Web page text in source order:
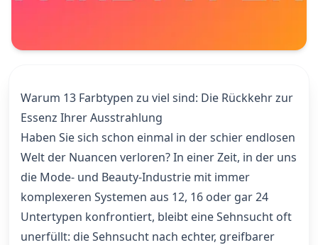
Warum 13 Farbtypen zu viel sind: Die Rückkehr zur
Essenz Ihrer Ausstrahlung
Haben Sie sich schon einmal in der schier endlosen
Welt der Nuancen verloren? In einer Zeit, in der uns
die Mode- und Beauty-Industrie mit immer
komplexeren Systemen aus 12, 16 oder gar 24
Untertypen konfrontiert, bleibt eine Sehnsucht oft
unerfüllt: die Sehnsucht nach echter, greifbarer